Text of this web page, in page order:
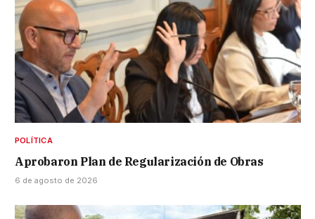
POLÍTICA
Aprobaron Plan de Regularización de Obras
6 de agosto de 2026